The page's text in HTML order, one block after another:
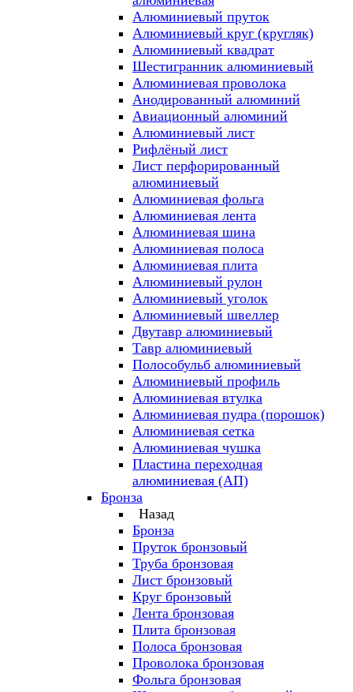
Алюминиевый пруток
Алюминиевый круг (кругляк)
Алюминиевый квадрат
Шестигранник алюминиевый
Алюминиевая проволока
Анодированный алюминий
Авиационный алюминий
Алюминиевый лист
Рифлёный лист
Лист перфорированный
алюминиевый
Алюминиевая фольга
Алюминиевая лента
Алюминиевая шина
Алюминиевая полоса
Алюминиевая плита
Алюминиевый рулон
Алюминиевый уголок
Алюминиевый швеллер
Двутавр алюминиевый
Тавр алюминиевый
Полособульб алюминиевый
Алюминиевый профиль
Алюминиевая втулка
Алюминиевая пудра (порошок)
Алюминиевая сетка
Алюминиевая чушка
Пластина переходная
алюминиевая (АП)
Бронза
Назад
Бронза
Пруток бронзовый
Труба бронзовая
Лист бронзовый
Круг бронзовый
Лента бронзовая
Плита бронзовая
Полоса бронзовая
Проволока бронзовая
Фольга бронзовая